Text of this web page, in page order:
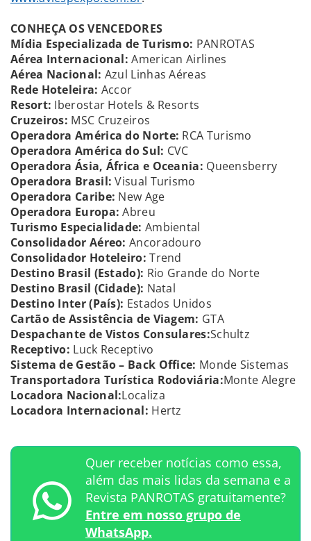
CONHEÇA OS VENCEDORES
Mídia Especializada de Turismo: PANROTAS
Aérea Internacional: American Airlines
Aérea Nacional: Azul Linhas Aéreas
Rede Hoteleira: Accor
Resort: Iberostar Hotels & Resorts
Cruzeiros: MSC Cruzeiros
Operadora América do Norte: RCA Turismo
Operadora América do Sul: CVC
Operadora Ásia, África e Oceania: Queensberry
Operadora Brasil: Visual Turismo
Operadora Caribe: New Age
Operadora Europa: Abreu
Turismo Especialidade: Ambiental
Consolidador Aéreo: Ancoradouro
Consolidador Hoteleiro: Trend
Destino Brasil (Estado): Rio Grande do Norte
Destino Brasil (Cidade): Natal
Destino Inter (País): Estados Unidos
Cartão de Assistência de Viagem: GTA
Despachante de Vistos Consulares:Schultz
Receptivo: Luck Receptivo
Sistema de Gestão – Back Office: Monde Sistemas
Transportadora Turística Rodoviária:Monte Alegre
Locadora Nacional:Localiza
Locadora Internacional: Hertz
Quer receber notícias como essa,
além das mais lidas da semana e a
Revista PANROTAS gratuitamente?
Entre em nosso grupo de
WhatsApp.